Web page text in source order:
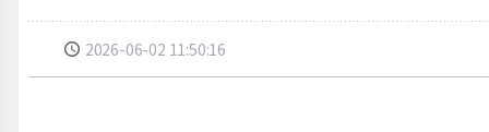
2026-06-02 11:50:16